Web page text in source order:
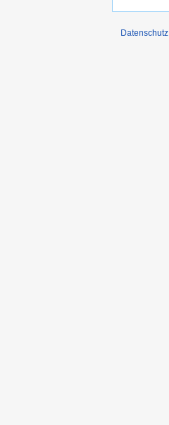
Datenschutz